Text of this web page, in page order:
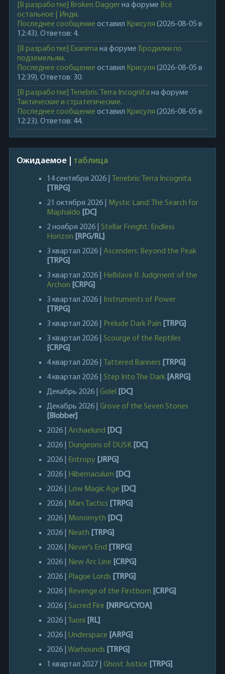
[В разработке] Broken Daggerна форуме Всё
остальное | Инди.
Последнее сообщение оставил Крисуля (2026-08-05 в
12:43). Ответов: 4.
[В разработке] Exanima на форуме Бродилки по
подземельям.
Последнее сообщение оставил Крисуля (2026-08-05 в
12:39). Ответов: 30.
[В разработке] Tenebris: Terra Incognita на форуме
Тактические и стратегические.
Последнее сообщение оставил Крисуля (2026-08-05 в
12:23). Ответов: 44.
Ожидаемое | таблица
14 сентября 2026 |
Tenebris: Terra Incognita
[TRPG]
21 октября 2026 |
Mystic Land: The Search for
Maphaldo
[DC]
2 ноября 2026 | Stellar Freight: Endless
Horizon
[RPG/RL]
3 квартал 2026 | Ascenders: Beyond the Peak
[TRPG]
3 квартал 2026 |
Hellslave II: Judgment of the
Archon [CRPG]
3 квартал 2026 |
Instruments of Power
[TRPG]
3 квартал 2026 |
Prelude Dark Pain
[TRPG]
3 квартал 2026 | Scourge of the Reptiles
[CRPG]
4 квартал 2026 |
Tattered Banners
[TRPG]
4 квартал 2026 | Step Into The Dark [ARPG]
Декабрь 2026 | Golel
[DC]
Декабрь 2026 | Grove of the Seven Stones
[Blobber]
2026 | Archaelund
[DC]
2026 |
Dungeons of DUSK
[DC]
2026 |
Entropy [JRPG]
2026 |
Hibernaculum
[DC]
2026 |
Low Magic Age
[DC]
2026 |
Mars Tactics
[TRPG]
2026 |
Monomyth
[DC]
2026 |
Neath
[TRPG]
2026 |
Never's End
[TRPG]
2026 |
New Arc Line [CRPG]
2026 |
Plague Lords
[TRPG]
2026 |
Revenge of the Firstborn [CRPG]
2026 | Sacred Fire
[NRPG/CYOA]
2026 |
Tuoni
[RL]
2026 | Underspace [ARPG]
2026 | Warhounds
[TRPG]
1 квартал 2027 | Ghost Justice
[TRPG]